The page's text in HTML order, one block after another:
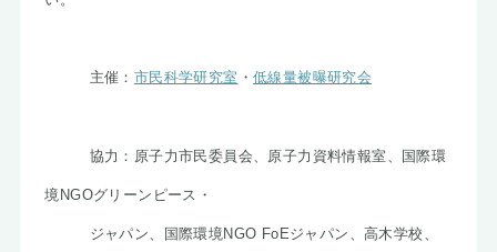
主催： 市民科学研究室 ・ 低線量被曝研究会
協力：原子力市民委員会、原子力資料情報室、国際環
境NGOグリーンピース・
ジャパン、国際環境NGO FoEジャパン、高木学校、